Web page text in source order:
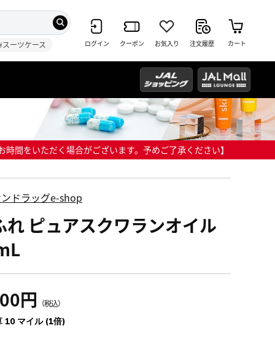
スーツケース ログイン クーポン お気入り 注文履歴 カート
間をいただく場合がございます。予めご了承ください】
ドラッグe-shop
れ ピュアスクワランオイル
円 （税込）
10 マイル (1倍)